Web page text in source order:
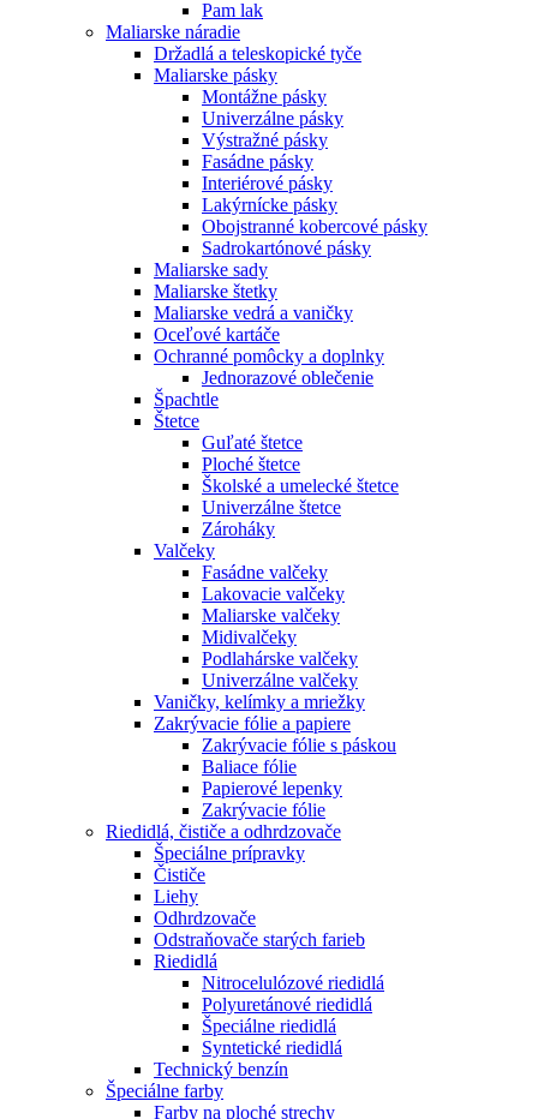
Pam lak
Maliarske náradie
Držadlá a teleskopické tyče
Maliarske pásky
Montážne pásky
Univerzálne pásky
Výstražné pásky
Fasádne pásky
Interiérové pásky
Lakýrnícke pásky
Obojstranné kobercové pásky
Sadrokartónové pásky
Maliarske sady
Maliarske štetky
Maliarske vedrá a vaničky
Oceľové kartáče
Ochranné pomôcky a doplnky
Jednorazové oblečenie
Špachtle
Štetce
Guľaté štetce
Ploché štetce
Školské a umelecké štetce
Univerzálne štetce
Zároháky
Valčeky
Fasádne valčeky
Lakovacie valčeky
Maliarske valčeky
Midivalčeky
Podlahárske valčeky
Univerzálne valčeky
Vaničky, kelímky a mriežky
Zakrývacie fólie a papiere
Zakrývacie fólie s páskou
Baliace fólie
Papierové lepenky
Zakrývacie fólie
Riedidlá, čističe a odhrdzovače
Špeciálne prípravky
Čističe
Liehy
Odhrdzovače
Odstraňovače starých farieb
Riedidlá
Nitrocelulózové riedidlá
Polyuretánové riedidlá
Špeciálne riedidlá
Syntetické riedidlá
Technický benzín
Špeciálne farby
Farby na ploché strechy